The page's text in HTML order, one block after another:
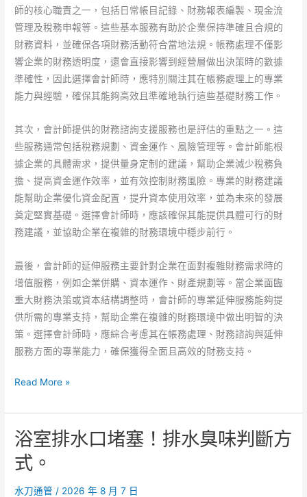
師的核心職責之一，包括日常帳目記錄、財務報表編製、現金流
管理及稅務申報等。這些基本服務有助於企業保持準確且合規的
財務資料，並確保各項財務活動符合當地法規。帳務處理不僅影
響企業的財務透明度，還會直接影響到經營層做出決策時的數據
準確性，因此選擇會計師時，應特別關注其在帳務處理上的專業
能力與經驗，確保其能夠高效且準確地執行這些基礎財務工作。
其次，會計師提供的財務諮詢支援服務也是評估的重點之一。這
些服務通常包括稅務規劃、資金運作、風險管理等。會計師能根
據企業的具體需求，提供量身定制的建議，幫助企業減少稅務負
擔、提高資金運作效率，並有效控制財務風險。專業的財務建議
能幫助企業優化資金配置，提升資本使用效率，並為未來的發展
奠定堅實基礎。選擇會計師時，應該確保其能提供具體可行的財
務建議，並協助企業在複雜的財務環境中穩步前行。
最後，會計師的延伸服務主要針對企業在面對複雜財務需求時的
增值服務，例如企業併購、資本運作、財產規劃等。當企業面臨
重大財務決策或資本結構調整時，會計師的專業延伸服務能夠提
供所需的專業支持，幫助企業在複雜的財務環境中做出明智的決
策。選擇會計師時，應綜合考慮其在帳務處理、財務諮詢與延伸
服務方面的專業能力，確保獲得全面且高效的財務支持。
會
師
推
薦
公
司
Read More »
浴室排水口堵塞！排水臭味判斷方
式。
水刀通管 / 2026 年 8 月 7 日